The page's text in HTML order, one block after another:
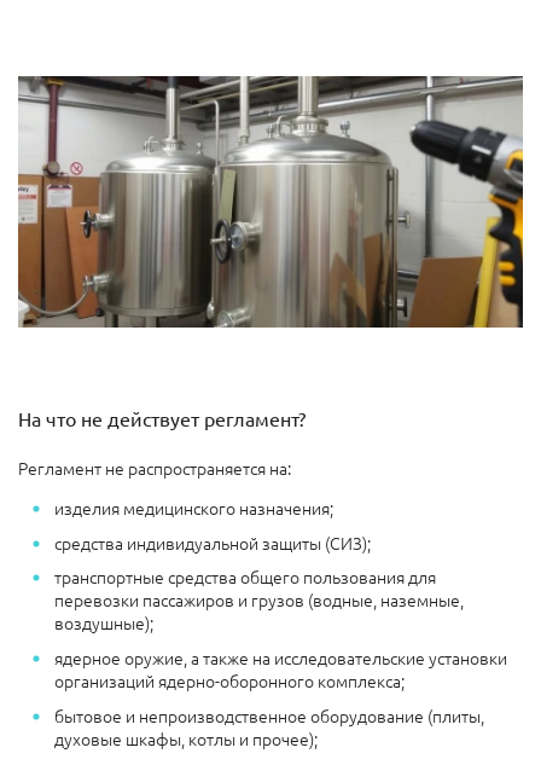
На что не действует регламент?
Регламент не распространяется на:
изделия медицинского назначения;
средства индивидуальной защиты (СИЗ);
транспортные средства общего пользования для
перевозки пассажиров и грузов (водные, наземные,
воздушные);
ядерное оружие, а также на исследовательские установки
организаций ядерно-оборонного комплекса;
бытовое и непроизводственное оборудование (плиты,
духовые шкафы, котлы и прочее);